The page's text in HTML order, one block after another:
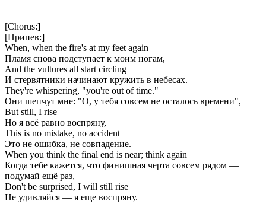
[Chorus:]
[Припев:]
When, when the fire's at my feet again
Пламя снова подступает к моим ногам,
And the vultures all start circling
И стервятники начинают кружить в небесах.
They're whispering, "you're out of time."
Они шепчут мне: "О, у тебя совсем не осталось времени",
But still, I rise
Но я всё равно воспряну,
This is no mistake, no accident
Это не ошибка, не совпадение.
When you think the final end is near; think again
Когда тебе кажется, что финишная черта совсем рядом —
подумай ещё раз,
Don't be surprised, I will still rise
Не удивляйся — я еще воспряну.